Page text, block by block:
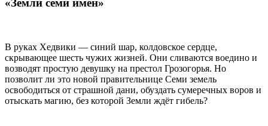
В руках Хедвики — синий шар, колдовское сердце,
скрывающее шесть чужих жизней. Они сливаются воедино и
возводят простую девушку на престол Грозогорья. Но
позволит ли это новой правительнице Семи земель
освободиться от страшной дани, обуздать сумеречных воров и
отыскать магию, без которой Земли ждёт гибель?